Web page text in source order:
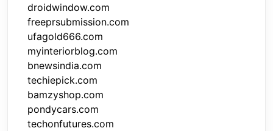
droidwindow.com
freeprsubmission.com
ufagold666.com
myinteriorblog.com
bnewsindia.com
techiepick.com
bamzyshop.com
pondycars.com
techonfutures.com